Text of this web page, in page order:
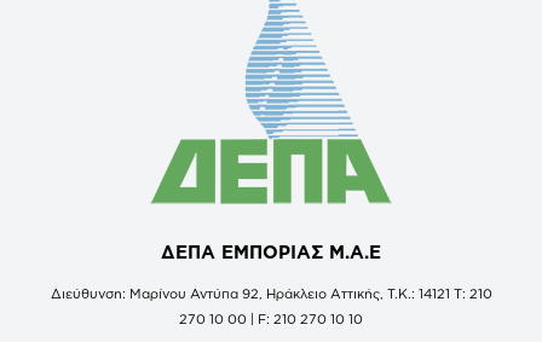
ΔΕΠΑ ΕΜΠΟΡΙΑΣ Μ.Α.Ε
Διεύθυνση: Μαρίνου Αντύπα 92, Ηράκλειο Αττικής, Τ.Κ.: 14121 Τ: 210
270 10 00 | F: 210 270 10 10